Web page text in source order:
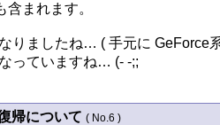
まれます。
りましたね… ( 手元に
っていますね… (- -;;
帰について ( No.6 )